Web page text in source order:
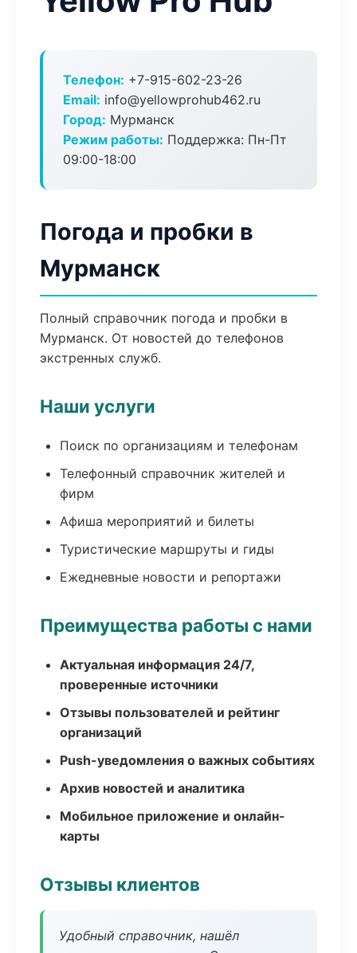
Телефон: +7-915-602-23-26
Email: info@yellowprohub462.ru
Город: Мурманск
Режим работы: Поддержка: Пн-Пт
09:00-18:00
Погода и пробки в
Мурманск
Полный справочник погода и пробки в
Мурманск. От новостей до телефонов
экстренных служб.
Наши услуги
Поиск по организациям и телефонам
Телефонный справочник жителей и
фирм
Афиша мероприятий и билеты
Туристические маршруты и гиды
Ежедневные новости и репортажи
Преимущества работы с нами
Актуальная информация 24/7,
проверенные источники
Отзывы пользователей и рейтинг
организаций
Push-уведомления о важных событиях
Архив новостей и аналитика
Мобильное приложение и онлайн-
карты
Отзывы клиентов
Удобный справочник, нашёл